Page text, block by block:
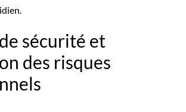
sécurité et
des risques